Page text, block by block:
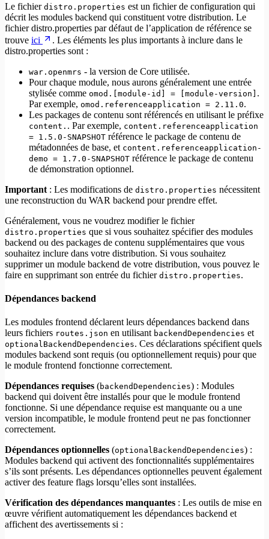
Le fichier distro.properties est un fichier de configuration qui
décrit les modules backend qui constituent votre distribution. Le
fichier distro.properties par défaut de l’application de référence se
trouve ici
. Les éléments les plus importants à inclure dans le
distro.properties sont :
war.openmrs - la version de Core utilisée.
Pour chaque module, nous aurons généralement une entrée
stylisée comme omod.[module-id] = [module-version] .
Par exemple, omod.referenceapplication = 2.11.0.
Les packages de contenu sont référencés en utilisant le préfixe
content. . Par exemple, content.referenceapplication
= 1.5.0-SNAPSHOT référence le package de contenu de
métadonnées de base, et content.referenceapplication-
demo = 1.7.0-SNAPSHOT référence le package de contenu
de démonstration optionnel.
Important : Les modifications de distro.properties nécessitent
une reconstruction du WAR backend pour prendre effet.
Généralement, vous ne voudrez modifier le fichier
distro.properties que si vous souhaitez spécifier des modules
backend ou des packages de contenu supplémentaires que vous
souhaitez inclure dans votre distribution. Si vous souhaitez
supprimer un module backend de votre distribution, vous pouvez le
faire en supprimant son entrée du fichier distro.properties.
Dépendances backend
Les modules frontend déclarent leurs dépendances backend dans
leurs fichiers routes.json en utilisant backendDependencies et
optionalBackendDependencies. Ces déclarations spécifient quels
modules backend sont requis (ou optionnellement requis) pour que
le module frontend fonctionne correctement.
Dépendances requises (backendDependencies) : Modules
backend qui doivent être installés pour que le module frontend
fonctionne. Si une dépendance requise est manquante ou a une
version incompatible, le module frontend peut ne pas fonctionner
correctement.
Dépendances optionnelles (optionalBackendDependencies) :
Modules backend qui activent des fonctionnalités supplémentaires
s’ils sont présents. Les dépendances optionnelles peuvent également
activer des feature flags lorsqu’elles sont installées.
Vérification des dépendances manquantes : Les outils de mise en
œuvre vérifient automatiquement les dépendances backend et
affichent des avertissements si :